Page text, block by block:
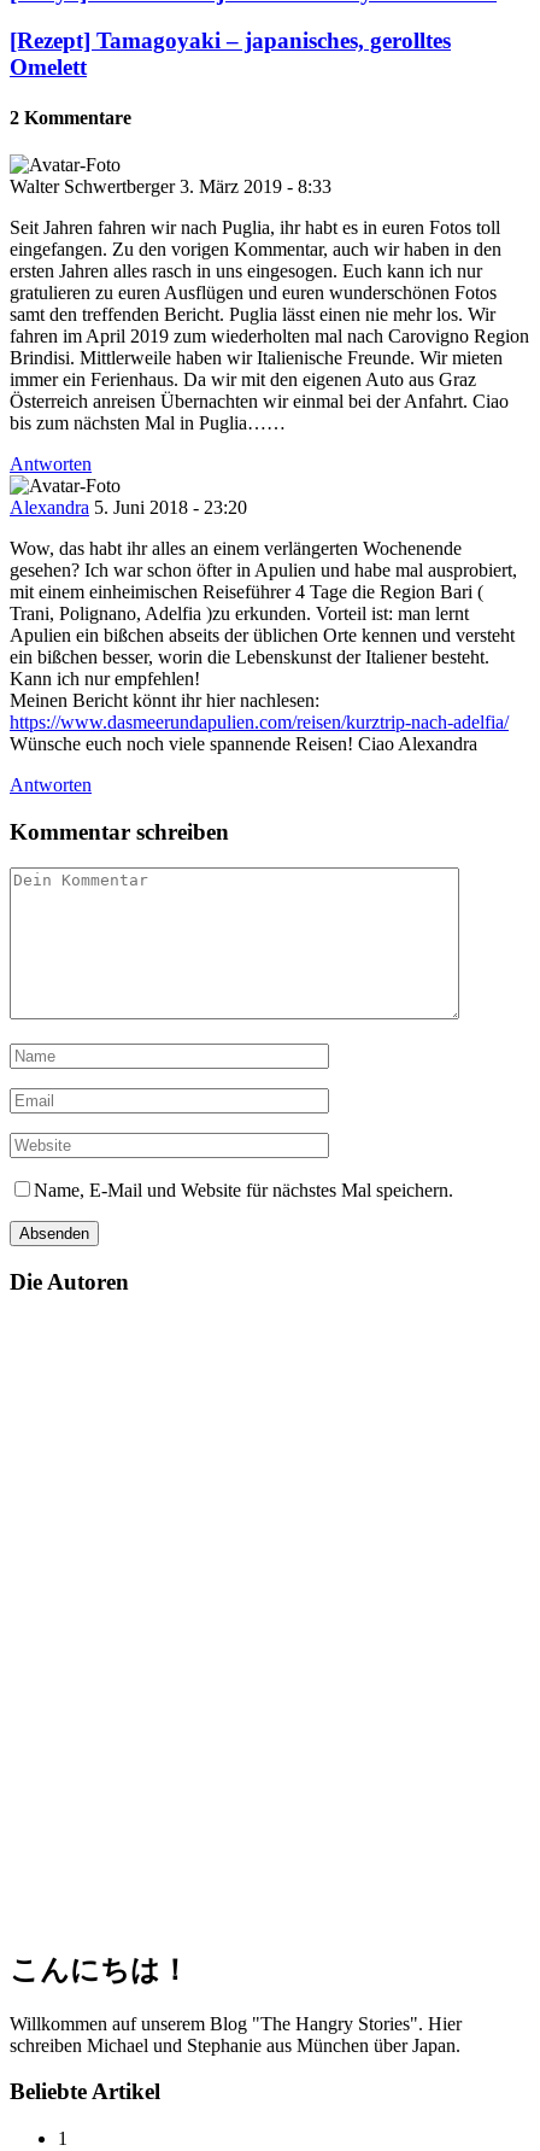
[Rezept] Tamagoyaki – japanisches, gerolltes
Omelett
2 Kommentare
Walter Schwertberger 3. März 2019 - 8:33
Seit Jahren fahren wir nach Puglia, ihr habt es in euren Fotos toll
eingefangen. Zu den vorigen Kommentar, auch wir haben in den
ersten Jahren alles rasch in uns eingesogen. Euch kann ich nur
gratulieren zu euren Ausflügen und euren wunderschönen Fotos
samt den treffenden Bericht. Puglia lässt einen nie mehr los. Wir
fahren im April 2019 zum wiederholten mal nach Carovigno Region
Brindisi. Mittlerweile haben wir Italienische Freunde. Wir mieten
immer ein Ferienhaus. Da wir mit den eigenen Auto aus Graz
Österreich anreisen Übernachten wir einmal bei der Anfahrt. Ciao
bis zum nächsten Mal in Puglia……
Antworten
Alexandra 5. Juni 2018 - 23:20
Wow, das habt ihr alles an einem verlängerten Wochenende
gesehen? Ich war schon öfter in Apulien und habe mal ausprobiert,
mit einem einheimischen Reiseführer 4 Tage die Region Bari (
Trani, Polignano, Adelfia )zu erkunden. Vorteil ist: man lernt
Apulien ein bißchen abseits der üblichen Orte kennen und versteht
ein bißchen besser, worin die Lebenskunst der Italiener besteht.
Kann ich nur empfehlen!
Meinen Bericht könnt ihr hier nachlesen:
https://www.dasmeerundapulien.com/reisen/kurztrip-nach-adelfia/
Wünsche euch noch viele spannende Reisen! Ciao Alexandra
Antworten
Kommentar schreiben
Name, E-Mail und Website für nächstes Mal speichern.
Die Autoren
こんにちは！
Willkommen auf unserem Blog "The Hangry Stories". Hier
schreiben Michael und Stephanie aus München über Japan.
Beliebte Artikel
1